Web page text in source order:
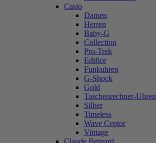
Casio
Damen
Herren
Baby-G
Collection
Pro-Trek
Edifice
Funkuhren
G-Shock
Gold
Taschenrechner-Uhren
Silber
Timeless
Wave Ceptor
Vintage
Claude Bernard